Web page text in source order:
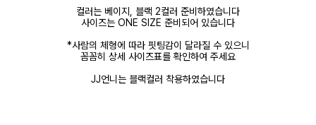
컬러는 베이지, 블랙 2컬러 준비하였습니다
사이즈는 ONE SIZE 준비되어 있습니다
*사람의 체형에 따라 핏팅감이 달라질 수 있으니
꼼꼼히 상세 사이즈표를 확인하여 주세요
JJ언니는 블랙컬러 착용하였습니다